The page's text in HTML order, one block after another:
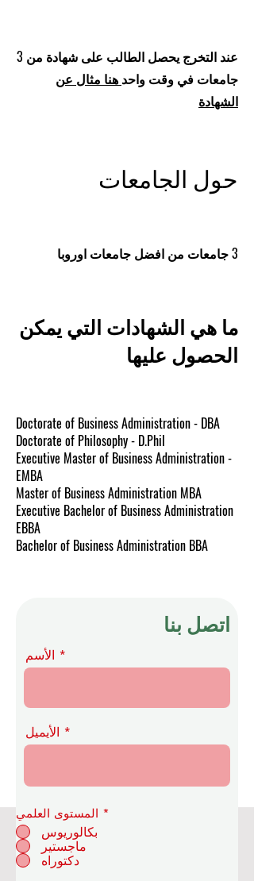
عند التخرج يحصل الطالب على شهادة من 3
جامعات في وقت واحد هنا مثال عن
الشهادة
حول الجامعات
3 جامعات من افضل جامعات اوروبا
ما هي الشهادات التي يمكن
الحصول عليها
Doctorate of Business Administration - DBA
Doctorate of Philosophy - D.Phil
Executive Master of Business Administration -
EMBA
Master of Business Administration MBA
Executive Bachelor of Business Administration
EBBA
Bachelor of Business Administration BBA
أكاديمية OUS الملكية للاقتصاد
اتصل بنا
الأسم
الأيميل
المستوى العلمي *
بكالوريوس
ماجستير
دكتوراه